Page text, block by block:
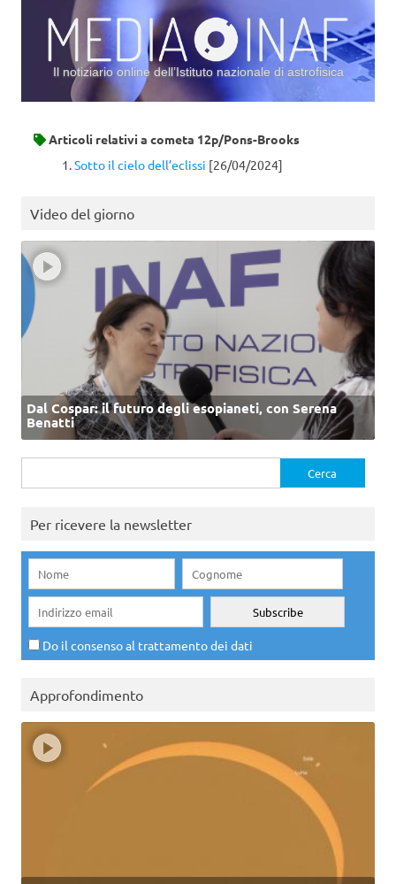
Il notiziario online dell’Istituto nazionale di astrofisica
Articoli relativi a cometa 12p/Pons-Brooks
Sotto il cielo dell’eclissi [26/04/2024]
Video del giorno
Dal Cospar: il futuro degli esopianeti, con Serena
Benatti
per:
Per ricevere la newsletter
Do il consenso al trattamento dei dati
Approfondimento